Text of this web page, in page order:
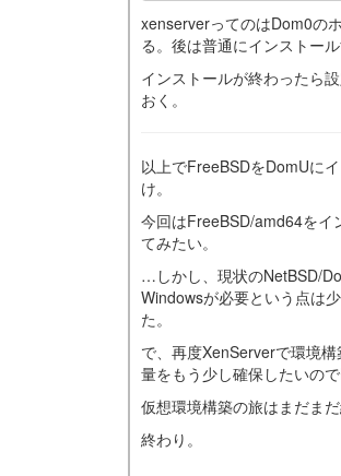
xenserverってのはDom0の
る。後は普通にインストール
インストールが終わったら
おく。
以上でFreeBSDをDomUに
け。
今回はFreeBSD/amd64をイ
てみたい。
…しかし、現状のNetBSD/
Windowsが必要という点は
た。
で、再度XenServerで環境
量をもう少し確保したいの
仮想環境構築の旅はまだま
終わり。